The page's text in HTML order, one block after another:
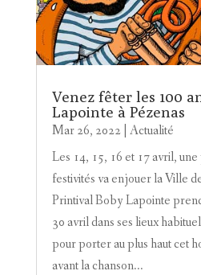
Venez fêter les 100
Lapointe à Pézenas
Mar 26, 2022| Actualité
Les 14, 15, 16 et 17 avril,
festivités va enjouer la Ville
Printival Boby Lapointe
30 avril dans ses lieux
pour porter au plus haut cet
avant la chanson...